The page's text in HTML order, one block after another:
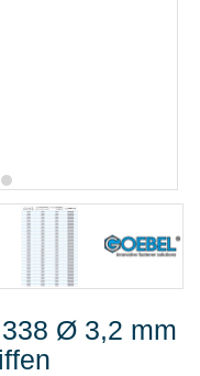
- Häufig gestellte Fragen
Ø 3,2 mm